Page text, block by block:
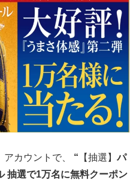
カウントで、 “ 【抽選】パ
抽選で1万名に無料クーポン